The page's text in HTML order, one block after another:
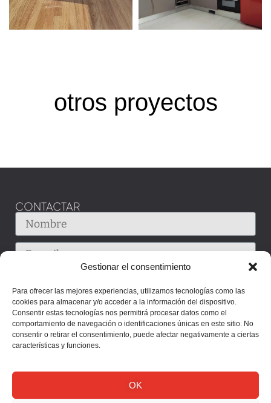
Gestionar el consentimiento
Para ofrecer las mejores experiencias, utilizamos tecnologías como las
cookies para almacenar y/o acceder a la información del dispositivo.
Consentir estas tecnologías nos permitirá procesar datos como el
comportamiento de navegación o identificaciones únicas en este sitio. No
consentir o retirar el consentimiento, puede afectar negativamente a ciertas
características y funciones.
OK
otros proyectos
CONTACTAR